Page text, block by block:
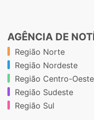
AGÊNCIA DE
Região Norte
Região Nordeste
Região Centro-Oeste
Região Sudeste
Região Sul